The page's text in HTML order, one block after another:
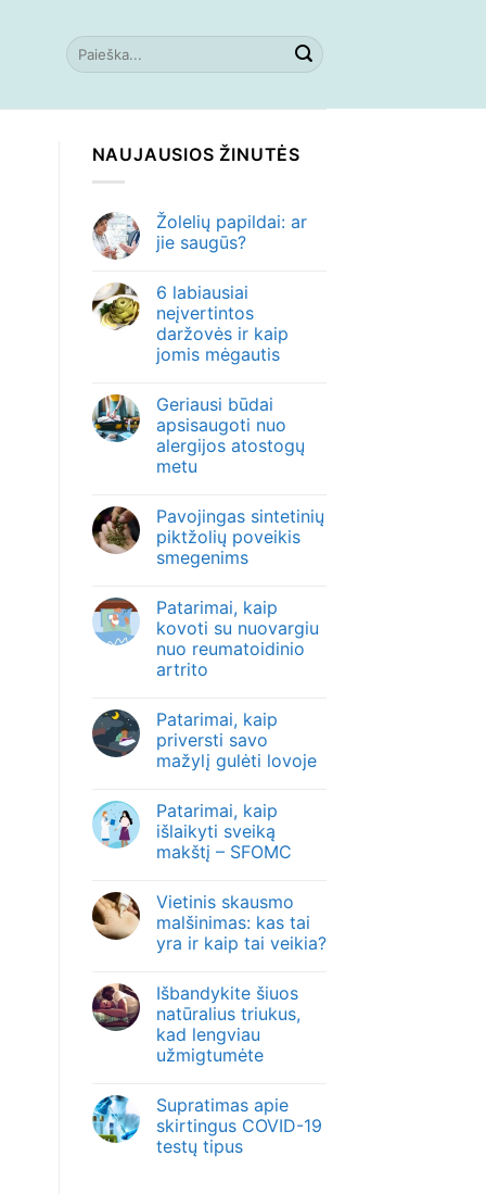
NAUJAUSIOS ŽINUTĖS
Žolelių papildai: ar
jie saugūs?
6 labiausiai
neįvertintos
daržovės ir kaip
jomis mėgautis
Geriausi būdai
apsisaugoti nuo
alergijos atostogų
metu
Pavojingas sintetinių
piktžolių poveikis
smegenims
Patarimai, kaip
kovoti su nuovargiu
nuo reumatoidinio
artrito
Patarimai, kaip
priversti savo
mažylį gulėti lovoje
Patarimai, kaip
išlaikyti sveiką
makštį – SFOMC
Vietinis skausmo
malšinimas: kas tai
yra ir kaip tai veikia?
Išbandykite šiuos
natūralius triukus,
kad lengviau
užmigtumėte
Supratimas apie
skirtingus COVID-19
testų tipus